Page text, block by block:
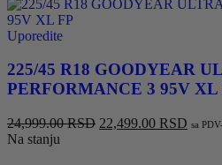
Uporedite
225/45 R18 GOODYEAR
PERFORMANCE 3 95V XL
24,999.00RSD Originalna
22,499.00 RSD sa
Na stanju